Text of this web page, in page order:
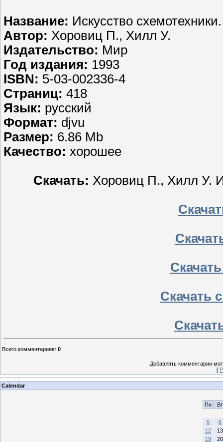
Название: Искусство
Автор: Хоровиц П., Хилл У.
Издательство: Мир
Год издания: 1993
ISBN: 5-03-002336-4
Страниц: 418
Язык: русский
Формат: djvu
Размер: 6.86 Mb
Качество: хорошее
Скачать: Хоровиц П., Хилл У.
Скачать
Всего комментариев: 0
Добавлять комментарии
[
Calendar
Пн Вт
5
6
12
13
19
20